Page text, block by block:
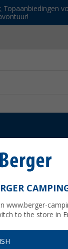
Topaanbiedingen
Thetford
www.berger-
to the store in